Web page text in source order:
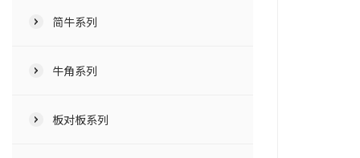
简牛系列
牛角系列
板对板系列